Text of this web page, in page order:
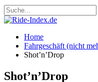
Home
Fahrgeschäft (nicht
Shot’n’Drop
Shot’n’Drop